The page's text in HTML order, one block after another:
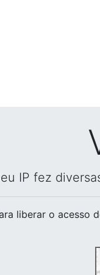
IP fez
liberar o acesso